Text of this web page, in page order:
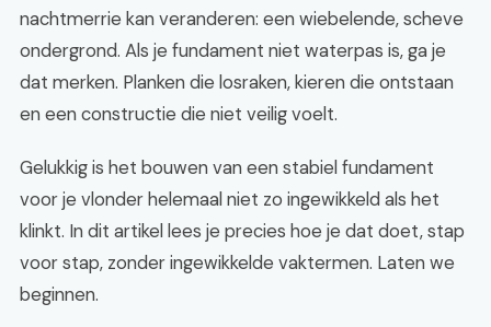
nachtmerrie kan veranderen: een wiebelende, scheve
ondergrond. Als je fundament niet waterpas is, ga je
dat merken. Planken die losraken, kieren die ontstaan
en een constructie die niet veilig voelt.
Gelukkig is het bouwen van een stabiel fundament
voor je vlonder helemaal niet zo ingewikkeld als het
klinkt. In dit artikel lees je precies hoe je dat doet, stap
voor stap, zonder ingewikkelde vaktermen. Laten we
beginnen.